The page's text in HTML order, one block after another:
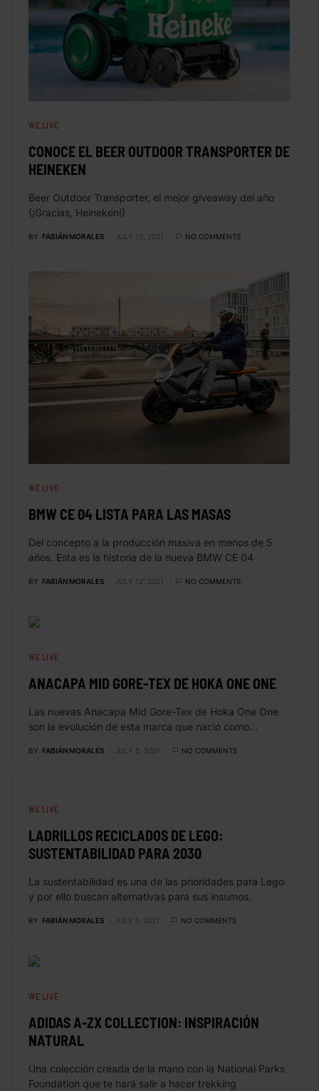
WE LIVE
CONOCE EL BEER OUTDOOR TRANSPORTER DE
HEINEKEN
Beer Outdoor Transporter, el mejor giveaway del año
(¡Gracias, Heineken!)
BY FABIÁN MORALES JULY 15, 2021 NO COMMENTS
WE LIVE
BMW CE 04 LISTA PARA LAS MASAS
Del concepto a la producción masiva en menos de 5
años. Esta es la historia de la nueva BMW CE 04
BY FABIÁN MORALES JULY 12, 2021 NO COMMENTS
WE LIVE
ANACAPA MID GORE-TEX DE HOKA ONE ONE
Las nuevas Anacapa Mid Gore-Tex de Hoka One One
son la evolución de esta marca que nació como…
BY FABIÁN MORALES JULY 5, 2021 NO COMMENTS
WE LIVE
LADRILLOS RECICLADOS DE LEGO:
SUSTENTABILIDAD PARA 2030
La sustentabilidad es una de las prioridades para Lego
y por ello buscan alternativas para sus insumos.
BY FABIÁN MORALES JULY 1, 2021 NO COMMENTS
WE LIVE
ADIDAS A-ZX COLLECTION: INSPIRACIÓN
NATURAL
Una colección creada de la mano con la National Parks
Foundation que te hará salir a hacer trekking